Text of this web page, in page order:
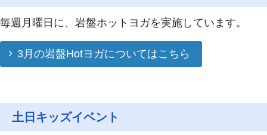
毎週月曜日に、岩盤ホットヨガを実施しています。
3月の岩盤Hotヨガについてはこちら
土日キッズイベント